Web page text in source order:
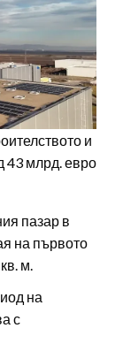
и
43 млрд. евро
пазар в
на първото
м.
на
с